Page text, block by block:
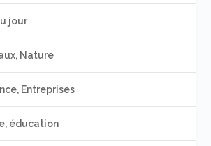
jour
Nature
Entreprises
éducation